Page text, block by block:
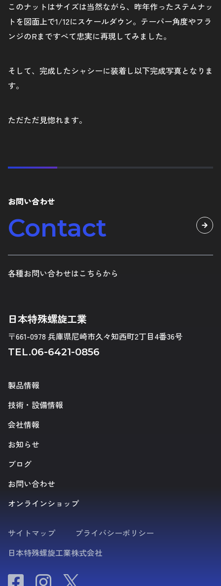
このナットはサイズは当然ながら、昨年作ったステムナッ
トを図面上で1/12にスケールダウン。テーパー角度やフラ
ンジのRまですべて忠実に再現してみました。
そして、完成したシャシーに装着し以下完成写真となりま
す。
ただただ見惚れます。
お問い合わせ
Contact
各種お問い合わせはこちらから
日本特殊螺旋工業
〒661-0978 兵庫県尼崎市久々知西町2丁目4番36号
TEL.06-6421-0856
製品情報
技術・設備情報
会社情報
お知らせ
ブログ
お問い合わせ
オンラインショップ
サイトマップ
プライバシーポリシー
日本特殊螺旋工業株式会社